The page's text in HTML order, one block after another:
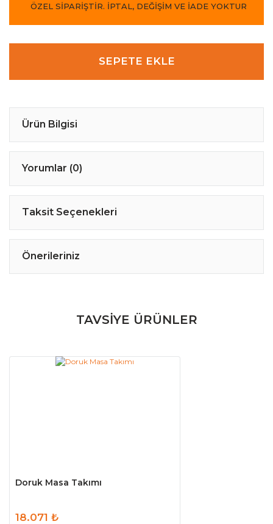
ÖZEL SİPARİŞTİR. İPTAL, DEĞİŞİM VE İADE YOKTUR
SEPETE EKLE
Ürün Bilgisi
Yorumlar (0)
Taksit Seçenekleri
Önerileriniz
TAVSİYE ÜRÜNLER
Doruk Masa Takımı
18.071 ₺